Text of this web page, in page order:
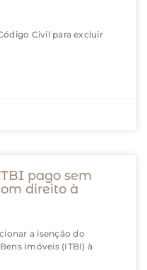
Civil para excluir
pago sem
direito à
a isenção do
Imóveis (ITBI) à